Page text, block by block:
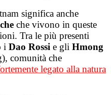
significa anche
che vivono in queste
Tra le più presenti
i Dao Rossi e gli Hmong
comunità che
legato alla natura